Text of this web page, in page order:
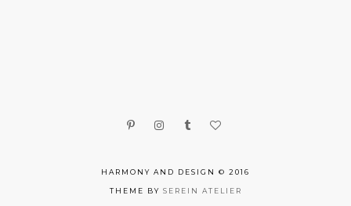
HARMONY AND DESIGN © 2016
THEME BY SEREIN ATELIER